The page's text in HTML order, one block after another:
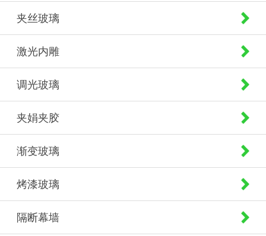
夹丝玻璃
激光内雕
调光玻璃
夹娟夹胶
渐变玻璃
烤漆玻璃
隔断幕墙